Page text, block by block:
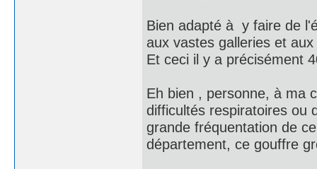
Bien adapté à y faire de
aux vastes galleries et
Et ceci il y a précisément
Eh bien , personne, à ma
difficultés respiratoires ou
grande fréquentation de
département, ce gouffre